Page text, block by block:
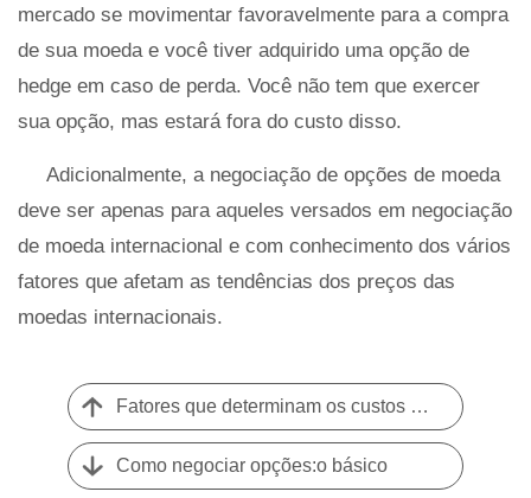
mercado se movimentar favoravelmente para a compra
de sua moeda e você tiver adquirido uma opção de
hedge em caso de perda. Você não tem que exercer
sua opção, mas estará fora do custo disso.
Adicionalmente, a negociação de opções de moeda
deve ser apenas para aqueles versados ​​em negociação
de moeda internacional e com conhecimento dos vários
fatores que afetam as tendências dos preços das
moedas internacionais.
Fatores que determinam os custos das opções
Como negociar opções:o básico